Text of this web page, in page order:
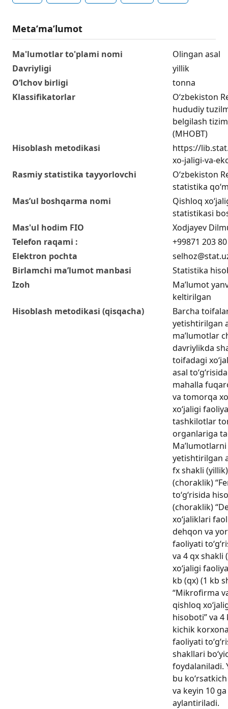
Metaʼmaʼlumot
Ma'lumotlar to'plami nomi
Olingan asal
Davriyligi
yillik
O‘lchov birligi
tonna
Klassifikatorlar
O‘zbekiston
hududiy
belgilash
(MHOBT)
Hisoblash metodikasi
https://
xo-jaligi-va-
Rasmiy statistika tayyorlovchi
O‘zbekiston
statistika
Mas’ul boshqarma nomi
Qishloq
statistikasi
Mas'ul hodim FIO
Xodjayev
Telefon raqami :
+99871 203
Elektron pochta
Birlamchi ma’lumot manbasi
Statistika
Izoh
Ma’lumot
keltirilgan
Hisoblash metodikasi (qisqacha)
Barcha
yetishtirilgan
ma’lumotlar
davriylikda
toifadagi
asal
mahalla
va tomorqa
xo‘jaligi
tashkilotlar
organlariga
yetishtirilgan
fx shakli
(choraklik)
to‘g‘risida
(choraklik)
xo‘jaliklari
dehqon va
faoliyati
va 4 qx shakli
xo‘jaligi
kb (qx) (1 kb
“Mikrofirma
qishloq
hisoboti” va
kichik
faoliyati
shakllari
foydalaniladi.
bu
va keyin 10
aylantiriladi.